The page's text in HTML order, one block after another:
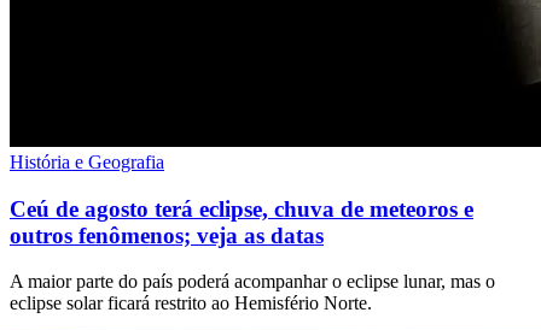
História e Geografia
Ceú de agosto terá eclipse, chuva de meteoros e
outros fenômenos; veja as datas
A maior parte do país poderá acompanhar o eclipse lunar, mas o
eclipse solar ficará restrito ao Hemisfério Norte.